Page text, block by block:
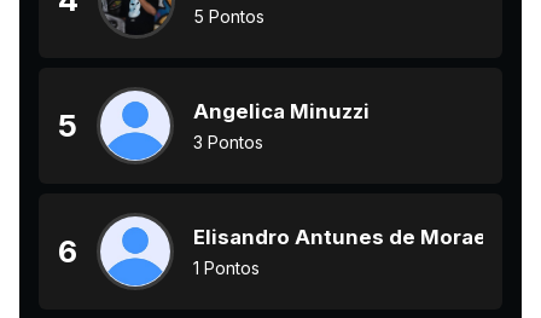
5 Pontos
5 Angelica Minuzzi
3 Pontos
6 Elisandro Antunes de Moraes
1 Pontos